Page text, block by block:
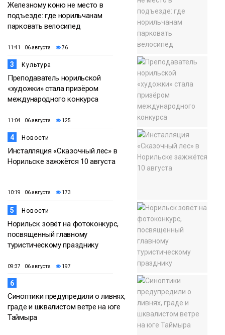
Железному коню не место в
подъезде: где норильчанам
парковать велосипед
11:41 06 августа 76
3 Культура
Преподаватель норильской
«художки» стала призёром
международного конкурса
11:04 06 августа 125
4 Новости
Инсталляция «Сказочный лес» в
Норильске зажжётся 10 августа
10:19 06 августа 173
5 Новости
Норильск зовёт на фотоконкурс,
посвященный главному
туристическому празднику
09:37 06 августа 197
6
Синоптики предупредили о ливнях,
граде и шквалистом ветре на юге
Таймыра